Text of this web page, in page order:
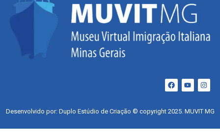
Desenvolvido por: Duplo Estúdio de Criação © copyright 2025. MUVIT MG